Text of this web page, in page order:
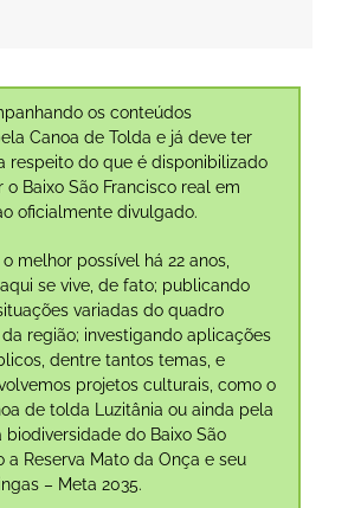
os conteúdos
Canoa de Tolda e já deve ter
respeito do que é disponibilizado
o Baixo São Francisco real em
oficialmente divulgado.
melhor possível há 22 anos,
se vive, de fato; publicando
variadas do quadro
região; investigando aplicações
dentre tantos temas, e
projetos culturais, como o
de tolda Luzitânia ou ainda pela
biodiversidade do Baixo São
a Reserva Mato da Onça e seu
– Meta 2035.